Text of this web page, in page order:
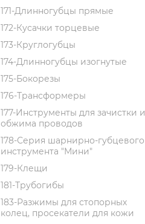
171-Длинногубцы прямые
172-Кусачки торцевые
173-Круглогубцы
174-Длинногубцы изогнутые
175-Бокорезы
176-Трансформеры
177-Инструменты для зачистки и
обжима проводов
178-Серия шарнирно-губцевого
инструмента "Мини"
179-Клещи
181-Трубогибы
183-Разжимы для стопорных
колец, просекатели для кожи